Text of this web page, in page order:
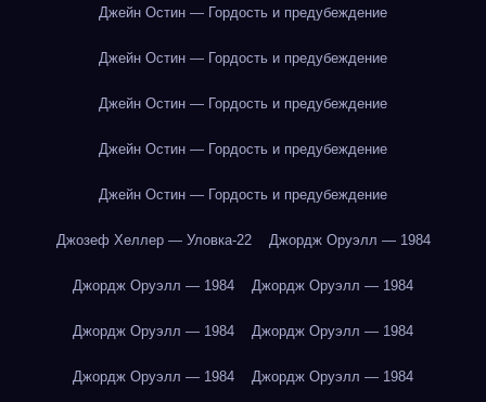
Джейн Остин — Гордость и предубеждение
Джейн Остин — Гордость и предубеждение
Джейн Остин — Гордость и предубеждение
Джейн Остин — Гордость и предубеждение
Джейн Остин — Гордость и предубеждение
Джозеф Хеллер — Уловка-22 Джордж Оруэлл — 1984
Джордж Оруэлл — 1984 Джордж Оруэлл — 1984
Джордж Оруэлл — 1984 Джордж Оруэлл — 1984
Джордж Оруэлл — 1984 Джордж Оруэлл — 1984